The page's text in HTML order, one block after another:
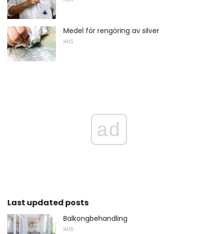
Medel för rengöring av silver
HUS
ad
Last updated posts
Balkongbehandling
HUS